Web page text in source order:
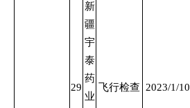
29
新
疆
宇
泰
药
业
飞行检查 2023/1/10